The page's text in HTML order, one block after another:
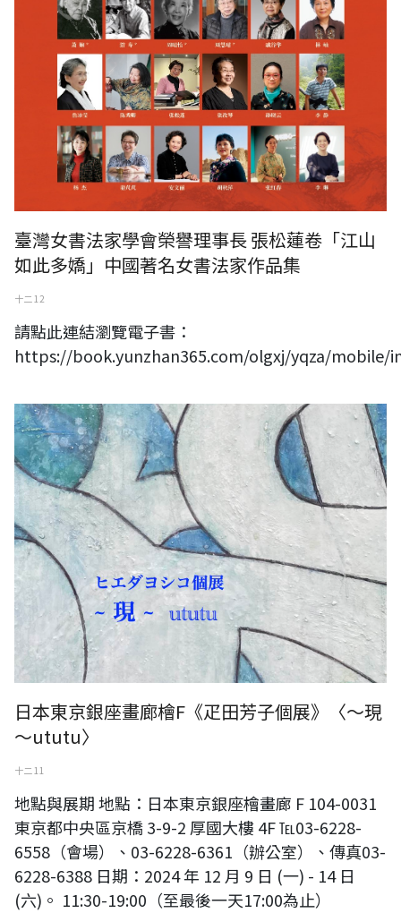
臺灣女書法家學會榮譽理事長 張松蓮卷「江山
如此多嬌」中國著名女書法家作品集
十二 12
請點此連結瀏覽電子書：
https://book.yunzhan365.com/olgxj/yqza/mobile/
日本東京銀座畫廊檜F《疋田芳子個展》〈～現～ututu〉
日本東京銀座畫廊檜F《疋田芳子個展》〈～現
～ututu〉
十二 11
地點與展期 地點：日本東京銀座檜畫廊 F 104-0031
東京都中央區京橋 3-9-2 厚國大樓 4F ℡03-6228-
6558（會場）、03-6228-6361（辦公室）、傳真03-
6228-6388 日期：2024 年 12 月 9 日 (一) - 14 日
(六)。 11:30-19:00（至最後一天17:00為止）